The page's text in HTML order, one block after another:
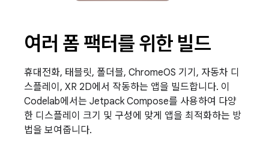
여러 폼 팩터를 위한 빌드
휴대전화, 태블릿, 폴더블, ChromeOS 기기, 자동차 디
스플레이, XR 2D에서 작동하는 앱을 빌드합니다. 이
Codelab에서는 Jetpack Compose를 사용하여 다양
한 디스플레이 크기 및 구성에 맞게 앱을 최적화하는 방
법을 보여줍니다.